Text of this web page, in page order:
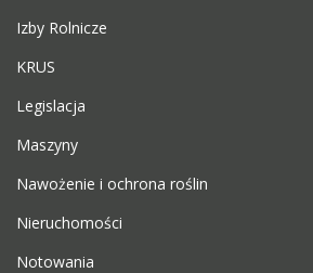
Izby Rolnicze
KRUS
Legislacja
Maszyny
Nawożenie i ochrona roślin
Nieruchomości
Notowania